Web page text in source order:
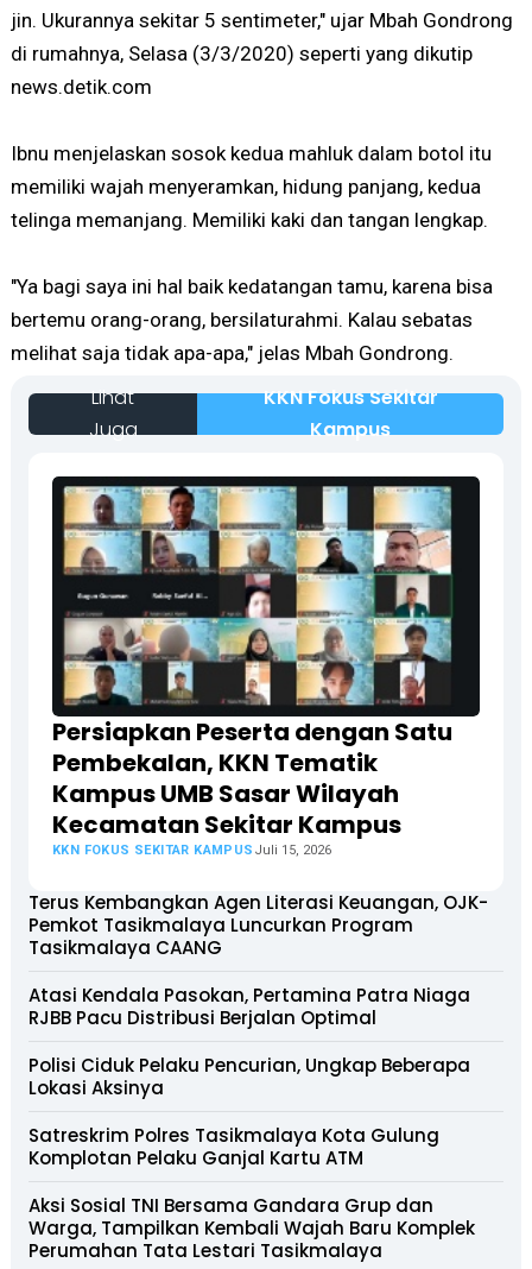
jin. Ukurannya sekitar 5 sentimeter," ujar Mbah Gondrong
di rumahnya, Selasa (3/3/2020) seperti yang dikutip
news.detik.com
Ibnu menjelaskan sosok kedua mahluk dalam botol itu
memiliki wajah menyeramkan, hidung panjang, kedua
telinga memanjang. Memiliki kaki dan tangan lengkap.
"Ya bagi saya ini hal baik kedatangan tamu, karena bisa
bertemu orang-orang, bersilaturahmi. Kalau sebatas
melihat saja tidak apa-apa," jelas Mbah Gondrong.
Lihat
Juga
KKN Fokus Sekitar
Kampus
Persiapkan Peserta dengan Satu
Pembekalan, KKN Tematik
Kampus UMB Sasar Wilayah
Kecamatan Sekitar Kampus
KKN FOKUS SEKITAR KAMPUS Juli 15, 2026
Terus Kembangkan Agen Literasi Keuangan, OJK-
Pemkot Tasikmalaya Luncurkan Program
Tasikmalaya CAANG
Atasi Kendala Pasokan, Pertamina Patra Niaga
RJBB Pacu Distribusi Berjalan Optimal
Polisi Ciduk Pelaku Pencurian, Ungkap Beberapa
Lokasi Aksinya
Satreskrim Polres Tasikmalaya Kota Gulung
Komplotan Pelaku Ganjal Kartu ATM
Aksi Sosial TNI Bersama Gandara Grup dan
Warga, Tampilkan Kembali Wajah Baru Komplek
Perumahan Tata Lestari Tasikmalaya